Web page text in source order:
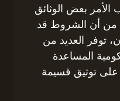
الأمر بعض الوثائق
من أن الشروط قد
توفر العديد من
المساعدة
على توثيق قسيمة